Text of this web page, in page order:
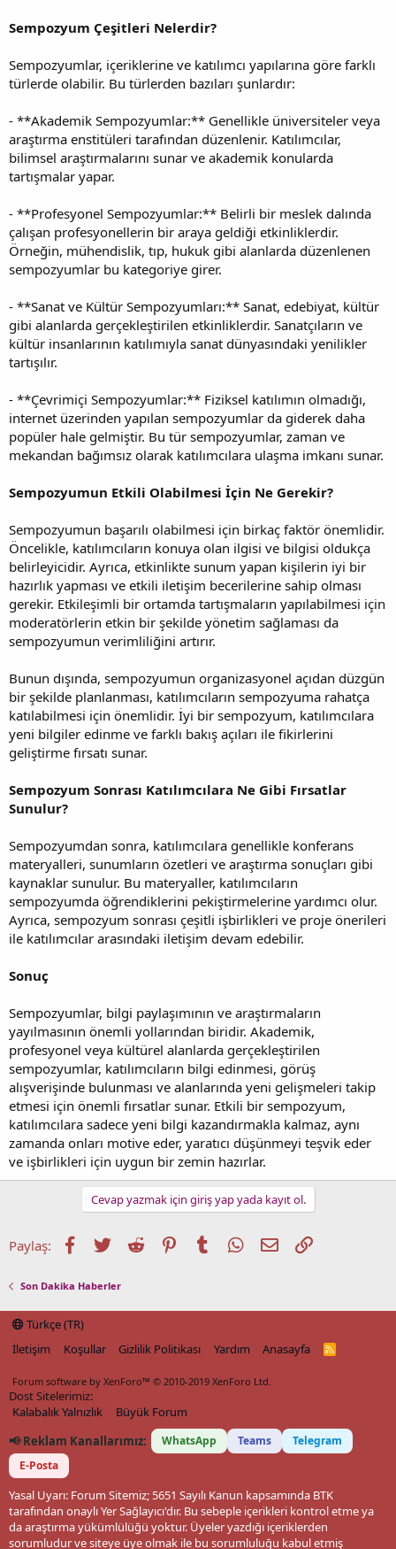
Sempozyum Çeşitleri Nelerdir?
Sempozyumlar, içeriklerine ve katılımcı yapılarına göre farklı
türlerde olabilir. Bu türlerden bazıları şunlardır:
- **Akademik Sempozyumlar:** Genellikle üniversiteler veya
araştırma enstitüleri tarafından düzenlenir. Katılımcılar,
bilimsel araştırmalarını sunar ve akademik konularda
tartışmalar yapar.
- **Profesyonel Sempozyumlar:** Belirli bir meslek dalında
çalışan profesyonellerin bir araya geldiği etkinliklerdir.
Örneğin, mühendislik, tıp, hukuk gibi alanlarda düzenlenen
sempozyumlar bu kategoriye girer.
- **Sanat ve Kültür Sempozyumları:** Sanat, edebiyat, kültür
gibi alanlarda gerçekleştirilen etkinliklerdir. Sanatçıların ve
kültür insanlarının katılımıyla sanat dünyasındaki yenilikler
tartışılır.
- **Çevrimiçi Sempozyumlar:** Fiziksel katılımın olmadığı,
internet üzerinden yapılan sempozyumlar da giderek daha
popüler hale gelmiştir. Bu tür sempozyumlar, zaman ve
mekandan bağımsız olarak katılımcılara ulaşma imkanı sunar.
Sempozyumun Etkili Olabilmesi İçin Ne Gerekir?
Sempozyumun başarılı olabilmesi için birkaç faktör önemlidir.
Öncelikle, katılımcıların konuya olan ilgisi ve bilgisi oldukça
belirleyicidir. Ayrıca, etkinlikte sunum yapan kişilerin iyi bir
hazırlık yapması ve etkili iletişim becerilerine sahip olması
gerekir. Etkileşimli bir ortamda tartışmaların yapılabilmesi için
moderatörlerin etkin bir şekilde yönetim sağlaması da
sempozyumun verimliliğini artırır.
Bunun dışında, sempozyumun organizasyonel açıdan düzgün
bir şekilde planlanması, katılımcıların sempozyuma rahatça
katılabilmesi için önemlidir. İyi bir sempozyum, katılımcılara
yeni bilgiler edinme ve farklı bakış açıları ile fikirlerini
geliştirme fırsatı sunar.
Sempozyum Sonrası Katılımcılara Ne Gibi Fırsatlar
Sunulur?
Sempozyumdan sonra, katılımcılara genellikle konferans
materyalleri, sunumların özetleri ve araştırma sonuçları gibi
kaynaklar sunulur. Bu materyaller, katılımcıların
sempozyumda öğrendiklerini pekiştirmelerine yardımcı olur.
Ayrıca, sempozyum sonrası çeşitli işbirlikleri ve proje önerileri
ile katılımcılar arasındaki iletişim devam edebilir.
Sonuç
Sempozyumlar, bilgi paylaşımının ve araştırmaların
yayılmasının önemli yollarından biridir. Akademik,
profesyonel veya kültürel alanlarda gerçekleştirilen
sempozyumlar, katılımcıların bilgi edinmesi, görüş
alışverişinde bulunması ve alanlarında yeni gelişmeleri takip
etmesi için önemli fırsatlar sunar. Etkili bir sempozyum,
katılımcılara sadece yeni bilgi kazandırmakla kalmaz, aynı
zamanda onları motive eder, yaratıcı düşünmeyi teşvik eder
ve işbirlikleri için uygun bir zemin hazırlar.
Cevap yazmak için giriş yap yada kayıt ol.
Paylaş: Facebook
TwitterReddit PinterestTumblrWhatsApp
E-postaLink
Son Dakika Haberler
Türkçe (TR)
İletişim
Koşullar Gizlilik Politikası Yardım Anasayfa
R
Forum software by XenForo™ © 2010-2019 XenForo Ltd.
Dost Sitelerimiz:
Kalabalık Yalnızlık
Büyük Forum
📢 Reklam Kanallarımız:
WhatsApp Teams
Telegram
E-Posta
Yasal Uyarı: Forum Sitemiz; 5651 Sayılı Kanun kapsamında BTK
tarafından onaylı Yer Sağlayıcı'dır. Bu sebeple içerikleri kontrol etme ya
da araştırma yükümlülüğü yoktur. Üyeler yazdığı içeriklerden
sorumludur ve siteye üye olmak ile bu sorumluluğu kabul etmiş